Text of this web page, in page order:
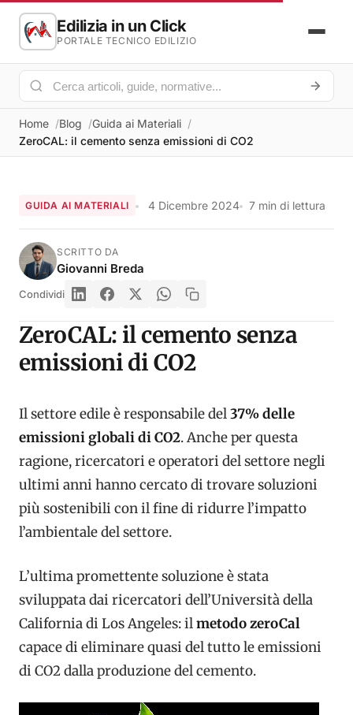
Edilizia in un Click
PORTALE TECNICO EDILIZIO
Home Blog
Guida ai Materiali
ZeroCAL: il cemento senza emissioni di CO2
GUIDA AI MATERIALI 4 Dicembre 2024 7 min di lettura
SCRITTO DA
Giovanni Breda
Condividi
ZeroCAL: il cemento senza
emissioni di CO2
Il settore edile è responsabile del37% delle
emissioni globali di CO2. Anche per questa
ragione, ricercatori e operatori del settore negli
ultimi anni hanno cercato di trovare soluzioni
più sostenibili con il fine di ridurre l’impatto
l’ambientale del settore.
L’ultima promettente soluzione è stata
sviluppata dai ricercatori dell’Università della
California di Los Angeles: ilmetodo zeroCal
capace di eliminare quasi del tutto le emissioni
di CO2 dalla produzione del cemento.